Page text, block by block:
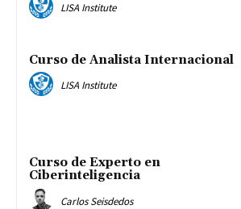
LISA Institute
Curso de Analista Internacional
LISA Institute
Curso de Experto en
Ciberinteligencia
Carlos Seisdedos